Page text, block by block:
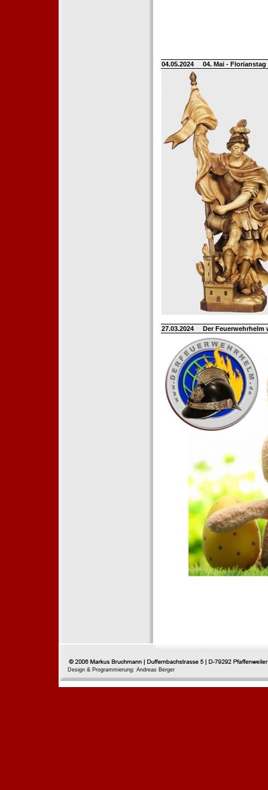
04.05.2024 04. Mai -
27.03.2024 Der
Design & Programmierung: Andreas Berger